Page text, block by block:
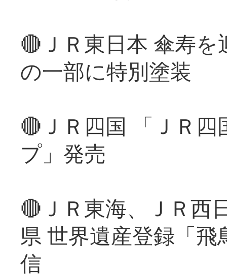
🔴ＪＲ東日本 傘寿
の一部に特別塗装
🔴ＪＲ四国 「ＪＲ
プ」発売
🔴ＪＲ東海、ＪＲ西
県 世界遺産登録「
信